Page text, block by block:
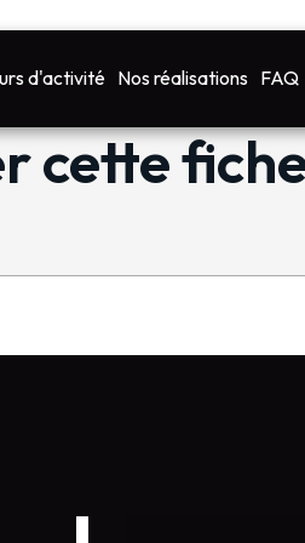
d'activité Nos réalisations FAQ
ne
cette